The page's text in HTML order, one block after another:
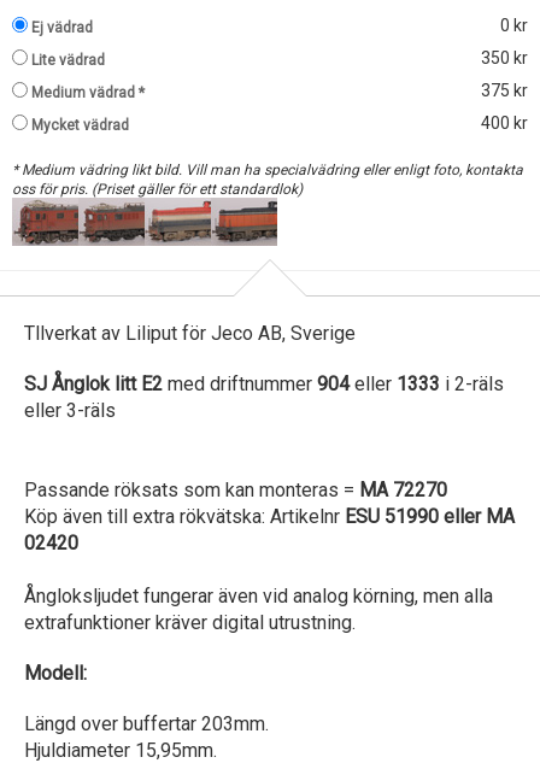
Ej vädrad 0 kr
Lite vädrad 350 kr
Medium vädrad * 375 kr
Mycket vädrad 400 kr
* Medium vädring likt bild. Vill man ha specialvädring eller enligt foto, kontakta
oss för pris. (Priset gäller för ett standardlok)
Tllverkat av Liliput för Jeco AB, Sverige
SJ Ånglok litt E2 med driftnummer 904eller 1333 i 2-räls
eller 3-räls
Passande röksats som kan monteras = MA 72270
Köp även till extra rökvätska: Artikelnr ESU 51990 eller MA
02420
Ångloksljudet fungerar även vid analog körning, men alla
extrafunktioner kräver digital utrustning.
Modell:
Längd over buffertar 203mm.
Hjuldiameter 15,95mm.